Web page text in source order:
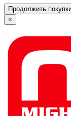
Продолжить
×